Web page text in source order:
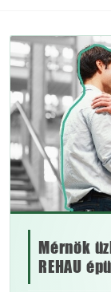
Mérnök
REHAU